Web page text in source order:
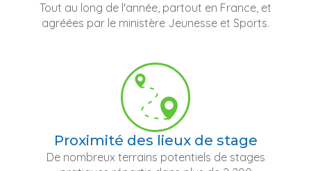
Tout au long de l'année, partout en France, et
agréées par le ministère Jeunesse et Sports.
Proximité des lieux de stage
De nombreux terrains potentiels de stages